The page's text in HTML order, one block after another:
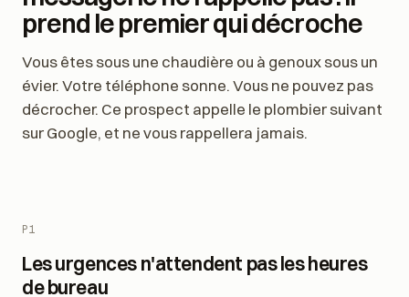
Un client qui tombe sur votre
messagerie ne rappelle pas : il
prend le premier qui décroche
Vous êtes sous une chaudière ou à genoux sous un
évier. Votre téléphone sonne. Vous ne pouvez pas